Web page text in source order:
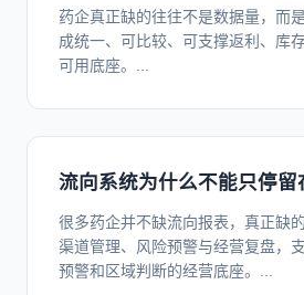
药企真正缺的往往不是数据量，而
成统一、可比较、可支撑返利、库
可用底座。...
流向系统为什么不能只停留
很多药企并不缺流向报表，真正缺
渠道管理、风险预警与经营复盘，
预警和区域判断的经营底座。...